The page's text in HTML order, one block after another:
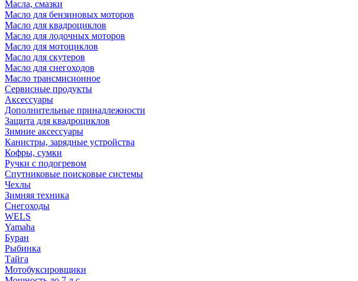
Масла, смазки
Масло для бензиновых моторов
Масло для квадроциклов
Масло для лодочных моторов
Масло для мотоциклов
Масло для скутеров
Масло для снегоходов
Масло трансмисионное
Сервисные продукты
Аксессуары
Дополнительные принадлежности
Защита для квадроциклов
Зимние аксессуары
Канистры, зарядные устройства
Кофры, сумки
Ручки с подогревом
Спутниковые поисковые системы
Чехлы
Зимняя техника
Снегоходы
WELS
Yamaha
Буран
Рыбинка
Тайга
Мотобуксировщики